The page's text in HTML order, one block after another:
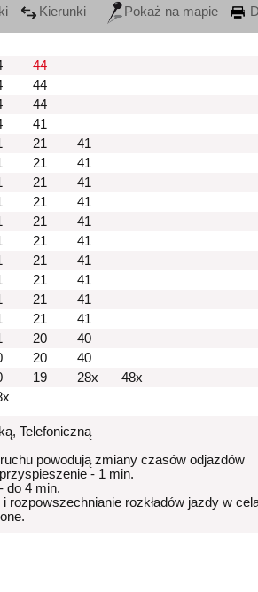
Kierunki Pokaż na mapie
44
44
44
41
21
41
21
41
21
41
21
41
21
41
21
41
21
41
21
41
21
41
21
41
20
40
20
40
19 28x
48x
Telefoniczną
ruchu powodują zmiany czasów odjazdów
- 1 min.
do 4 min.
i rozpowszechnianie rozkładów jazdy w